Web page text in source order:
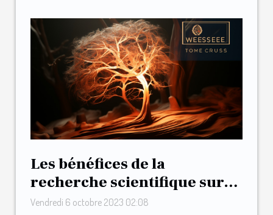
Les bénéfices de la
recherche scientifique sur
l’apnée du sommeil
Vendredi 6 octobre 2023 02:08